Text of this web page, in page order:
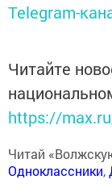
Telegram-
Читайте
https://
Читай
Одноклассники,